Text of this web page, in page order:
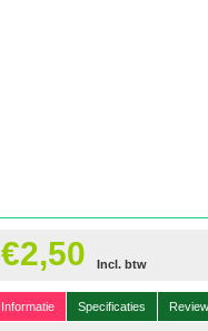
€2,50 Incl. btw
Informatie Specificaties